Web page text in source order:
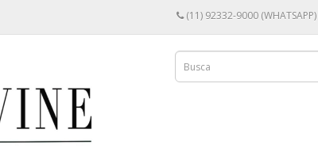
(11) 92332-9000 (WHATSAPP)